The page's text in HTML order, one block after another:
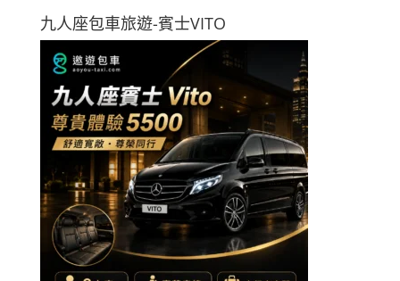
九人座包車旅遊-賓士VITO